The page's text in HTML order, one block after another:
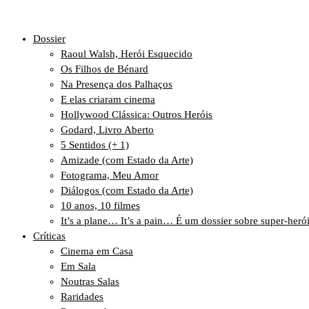
Dossier
Raoul Walsh, Herói Esquecido
Os Filhos de Bénard
Na Presença dos Palhaços
E elas criaram cinema
Hollywood Clássica: Outros Heróis
Godard, Livro Aberto
5 Sentidos (+ 1)
Amizade (com Estado da Arte)
Fotograma, Meu Amor
Diálogos (com Estado da Arte)
10 anos, 10 filmes
It’s a plane… It’s a pain… É um dossier sobre super-
Críticas
Cinema em Casa
Em Sala
Noutras Salas
Raridades